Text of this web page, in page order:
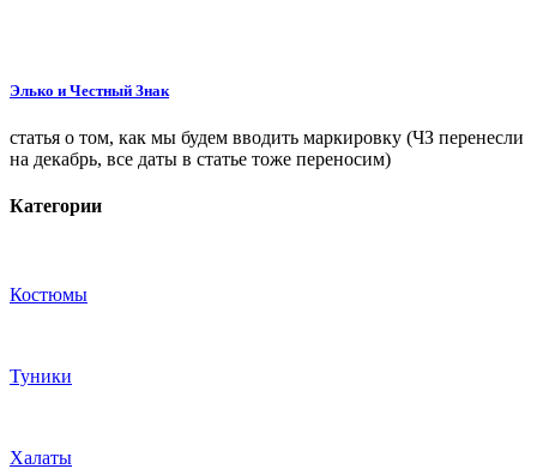
Элько и Честный Знак
статья о том, как мы будем вводить маркировку (ЧЗ перенесли
на декабрь, все даты в статье тоже переносим)
Категории
Костюмы
Туники
Халаты